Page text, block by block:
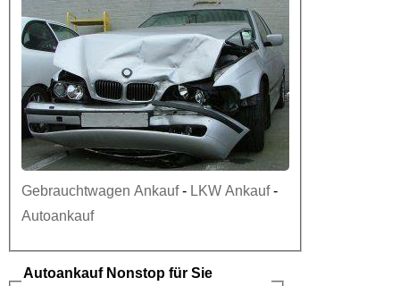
Gebrauchtwagen Ankauf- LKW Ankauf-
Autoankauf
AutoankaufNonstop für Sie